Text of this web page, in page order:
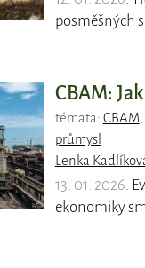
posměšných
CBAM:
témata: CBAM
průmysl
Lenka
13. 01. 2026:
ekonomiky